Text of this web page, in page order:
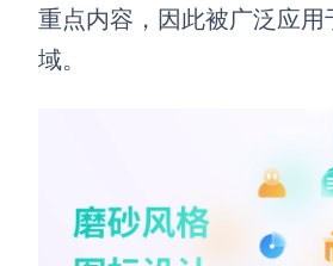
重点内容，因此被广泛应
域。